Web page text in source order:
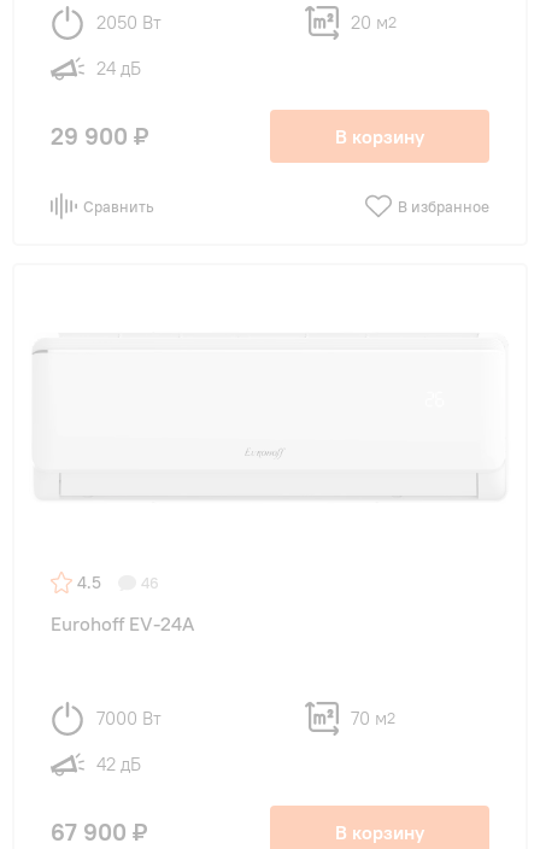
2050 Вт 20 м2
24 дБ
29 900 ₽ В корзину
Сравнить В избранное
4.5 46
Eurohoff EV-24A
7000 Вт 70 м2
42 дБ
67 900 ₽ В корзину